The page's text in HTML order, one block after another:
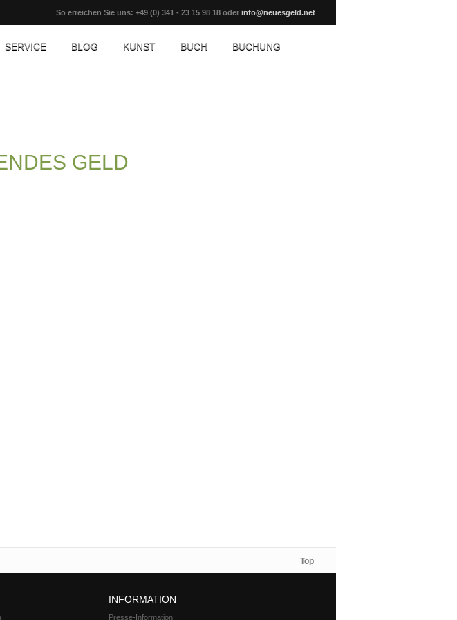
So erreichen Sie uns: +49 (0) 341 - 23 15 98 18 oder info@neuesgeld.net
SERVICE BLOG KUNST BUCH BUCHUNG
GELD
Top
INFORMATION
Presse-Information